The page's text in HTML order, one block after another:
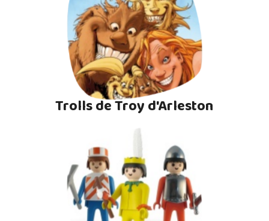
Trolls de Troy d'Arleston